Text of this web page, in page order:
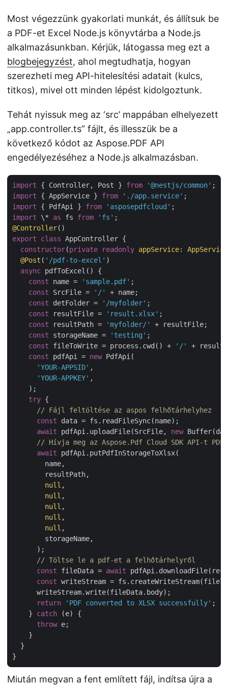
Most végezzünk gyakorlati munkát, és állítsuk be
a PDF-et Excel Node.js könyvtárba a Node.js
alkalmazásunkban. Kérjük, látogassa meg ezt a
blogbejegyzést, ahol megtudhatja, hogyan
szerezheti meg API-hitelesítési adatait (kulcs,
titkos), mivel ott minden lépést kidolgoztunk.
Tehát nyissuk meg az ‘src’ mappában elhelyezett
„app.controller.ts” fájlt, és illesszük be a
következő kódot az Aspose.PDF API
engedélyezéséhez a Node.js alkalmazásban.
import { Controller, Post } from '@nestjs/common'
import { AppService } from './app.service'
import { PdfApi } from 'asposepdfcloud'
import \* as fs from 'fs'
@Controller
export
class AppController {
constructor(private readonly appService: AppService
@Post ( '/pdf-to-excel' )
async pdfToExcel() {
const name = 'sample.pdf' ;
const SrcFile = '/'
+ name;
const detFolder = '/myfolder' ;
const resultFile = 'result.xlsx' ;
const resultPath = 'myfolder/'
+ resultFile;
const storageName = 'testing' ;
const fileToWrite = process.cwd() + '/'
+
const pdfApi = new PdfApi(
'YOUR-APPSID' ,
'YOUR-APPKEY' ,
    );
try {
// Fájl feltöltése az aspos felhőtárhelyhez
const data = fs.readFileSync(name);
await pdfApi.uploadFile(SrcFile, new
// Hívja meg az Aspose.Pdf Cloud SDK API-t
await pdfApi.putPdfInStorageToXlsx(
        name,
        resultPath,
null ,
null ,
null ,
null ,
null ,
        storageName,
      );
// Töltse le a pdf-et a felhőtárhelyről
const fileData = await
const writeStream =
      writeStream.write(fileData.body);
return
'PDF converted to XLSX successfully' ;
    }
catch (e) {
throw e;
    }
  }
Miután megvan a fent említett fájl, indítsa újra a